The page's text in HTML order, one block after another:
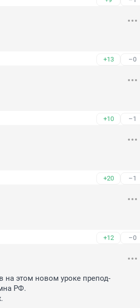
+13 –0
+10 –1
+20 –1
+12 –0
на этом новом уроке препод-
РФ.